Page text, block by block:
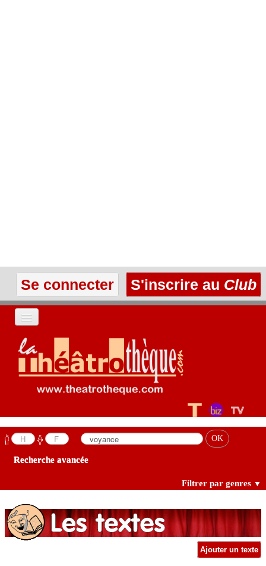
Se connecter S'inscrire au Club
ACCUEIL
LES TEXTES
LES ANNONCES
Recherche avancée
Filtrer par genres ▼
Ajouter un texte